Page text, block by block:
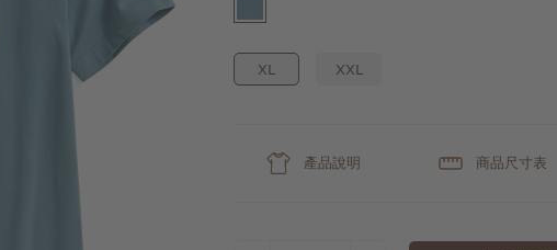
XL XXL
產品說明 商品尺寸表